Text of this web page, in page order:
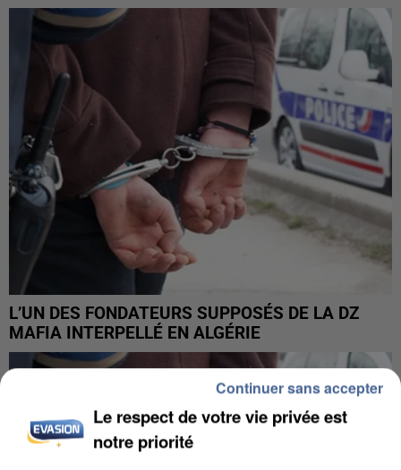
L’UN DES FONDATEURS SUPPOSÉS DE LA DZ
MAFIA INTERPELLÉ EN ALGÉRIE
Le respect de votre vie privée est
notre priorité
Continuer sans accepter